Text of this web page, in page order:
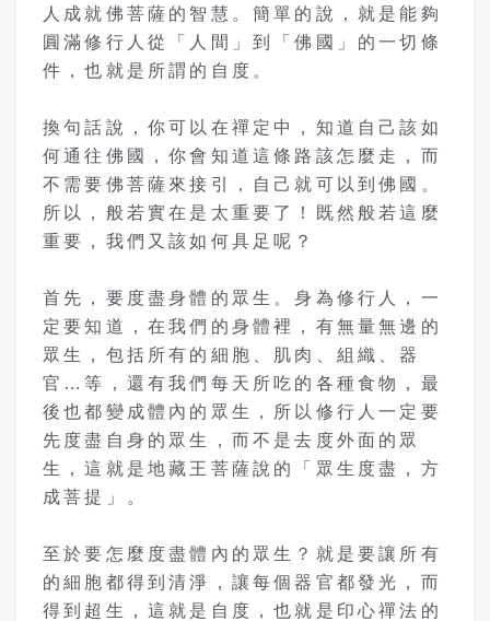
人成就佛菩薩的智慧。簡單的說，就是能夠
圓滿修行人從「人間」到「佛國」的一切條
件，也就是所謂的自度。
換句話說，你可以在禪定中，知道自己該如
何通往佛國，你會知道這條路該怎麼走，而
不需要佛菩薩來接引，自己就可以到佛國。
所以，般若實在是太重要了！既然般若這麼
重要，我們又該如何具足呢？
首先，要度盡身體的眾生。身為修行人，一
定要知道，在我們的身體裡，有無量無邊的
眾生，包括所有的細胞、肌肉、組織、器
官…等，還有我們每天所吃的各種食物，最
後也都變成體內的眾生，所以修行人一定要
先度盡自身的眾生，而不是去度外面的眾
生，這就是地藏王菩薩說的「眾生度盡，方
成菩提」。
至於要怎麼度盡體內的眾生？就是要讓所有
的細胞都得到清淨，讓每個器官都發光，而
得到超生，這就是自度，也就是印心禪法的